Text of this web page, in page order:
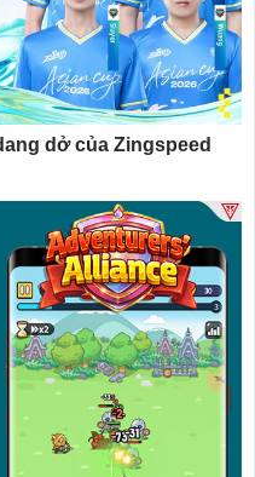
dở của Zingspeed